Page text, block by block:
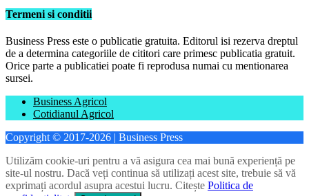
Termeni si conditii
Business Press este o publicatie gratuita. Editorul isi rezerva dreptul
de a determina categoriile de cititori care primesc publicatia gratuit.
Orice parte a publicatiei poate fi reprodusa numai cu mentionarea
sursei.
Business Agricol
Cotidianul Agricol
Copyright © 2017-2026 | Business Press
Utilizăm cookie-uri pentru a vă asigura cea mai bună experiență pe
site-ul nostru. Dacă veți continua să utilizați acest site, trebuie să vă
exprimați acordul asupra acestui lucru. Citește Politica de